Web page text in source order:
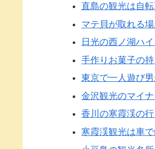
直島の観光は自
マテ貝が取れる
日光の西ノ湖ハ
手作りお菓子の
東京で一人遊び
金沢観光のマイ
香川の寒霞渓の
寒霞渓観光は車